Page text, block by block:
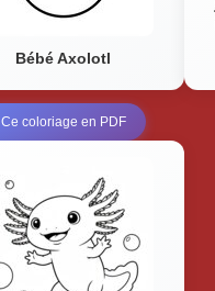
Bébé Axolotl
Ce coloriage en PDF